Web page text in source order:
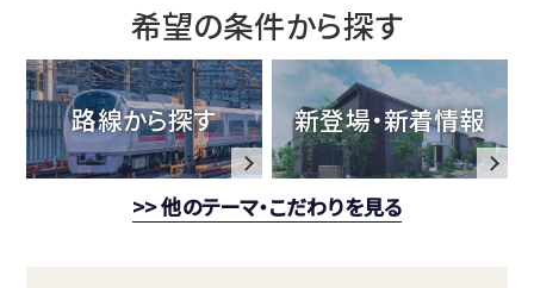
地
情
報
希望の条件から探す
路線から探す 新登場・新着情報
>> 他のテーマ・こだわりを見る